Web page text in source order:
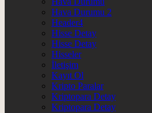
Hava Durumu 2
Header4
Hisse Detay
Hisse Detay
Hisseler
İletişim
Kayıt Ol
Kripto Paralar
Kriptopara Detay
Kriptopara Detay